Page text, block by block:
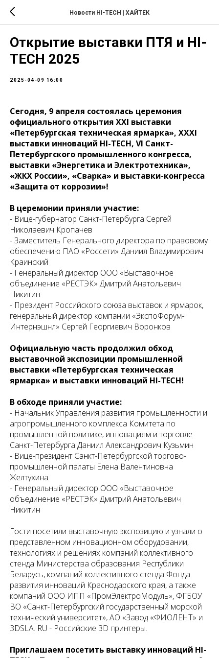
Новости HI-TECH | ХАЙТЕК
Открытие выставки ПТЯ и HI-
TECH 2025
2025-04-09 16:00
Сегодня, 9 апреля состоялась церемония
официального открытия XXI выставки
«Петербургская техническая ярмарка», XXXI
выставки инноваций HI-TECH, VI Санкт-
Петербургского промышленного конгресса,
выставки «Энергетика и Электротехника»,
«ЖКХ России», «Сварка» и выставки-конгресса
«Защита от коррозии»!
В церемонии приняли участие:
- Вице-губернатор Санкт-Петербурга Сергей
Николаевич Кропачев
- Заместитель Генерального директора по правовому
обеспечению ПАО «Россети» Даниил Владимирович
Краинский
- Генеральный директор ООО «Выставочное
объединение «РЕСТЭК» Дмитрий Анатольевич
Никитин
- Президент Российского союза выставок и ярмарок,
генеральный директор компании «ЭкспоФорум-
Интернэшнл» Сергей Георгиевич Воронков
Официальную часть продолжил обход
выставочной экспозиции промышленной
выставки «Петербургская техническая
ярмарка» и выставки инноваций HI-TECH!
В обходе приняли участие:
- Начальник Управления развития промышленности и
агропромышленного комплекса Комитета по
промышленной политике, инновациям и торговле
Санкт-Петербурга Даниил Александрович Кузьмин
- Вице-президент Санкт-Петербургской торгово-
промышленной палаты Елена Валентиновна
Желтухина
- Генеральный директор ООО «Выставочное
объединение «РЕСТЭК» Дмитрий Анатольевич
Никитин
Гости посетили выставочную экспозицию и узнали о
представленном инновационном оборудовании,
технологиях и решениях компаний коллективного
стенда Министерства образования Республики
Беларусь, компаний коллективного стенда Фонда
развития инноваций Краснодарского края, а также
компаний ООО ИПП «ПромЭлектроМодуль», ФГБОУ
ВО «Санкт-Петербургский государственный морской
технический университет», АО «Завод «ФИОЛЕНТ» и
3DSLA. RU - Российские 3D принтеры.
Приглашаем посетить выставку инноваций HI-